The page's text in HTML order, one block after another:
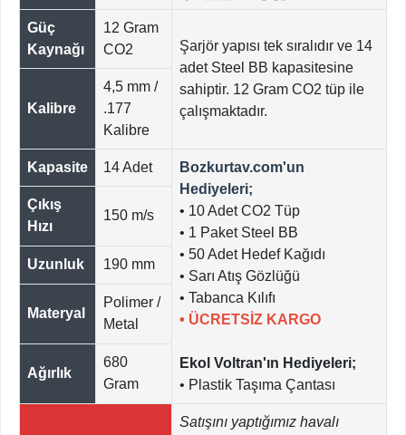
Güç
Kaynağı
12 Gram
CO2
Şarjör yapısı tek sıralıdır ve 14
adet Steel BB kapasitesine
sahiptir. 12 Gram CO2 tüp ile
çalışmaktadır.
Kalibre
4,5 mm /
.177
Kalibre
Kapasite 14 Adet
Bozkurtav.com'un
Hediyeleri;
• 10 Adet CO2 Tüp
• 1 Paket Steel BB
• 50 Adet Hedef Kağıdı
• Sarı Atış Gözlüğü
• Tabanca Kılıfı
• ÜCRETSİZ KARGO
Ekol Voltran'ın Hediyeleri;
• Plastik Taşıma Çantası
Çıkış
Hızı
150 m/s
Uzunluk 190 mm
Materyal
Polimer /
Metal
Ağırlık
680
Gram
Satışını yaptığımız havalı